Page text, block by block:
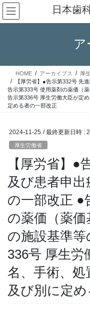
コ
ン
テ
ス
ナ
ビ
ゲ
ン
日本歯
ア
HOME アーカイブス
厚
【厚労省】●告示第332号 先
告示第333号 使用薬剤の薬価（
告示第336号 厚生労働大臣が定
定める者の一部改正
2024-11-25 / 最終更新日時 :
厚生労働省
【厚労省】●
及び患者申
の一部改正 ●
の薬価（薬
の施設基準
336号 厚生労
名、手術、処
及び別に定